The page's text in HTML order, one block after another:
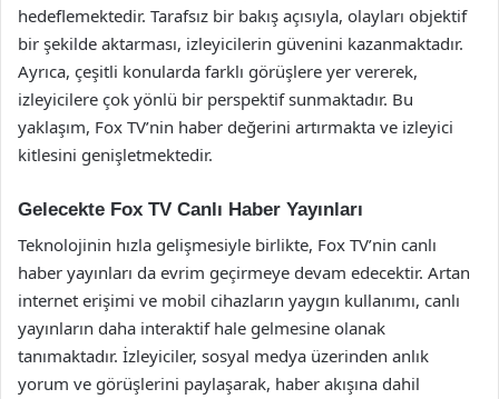
hedeflemektedir. Tarafsız bir bakış açısıyla, olayları objektif
bir şekilde aktarması, izleyicilerin güvenini kazanmaktadır.
Ayrıca, çeşitli konularda farklı görüşlere yer vererek,
izleyicilere çok yönlü bir perspektif sunmaktadır. Bu
yaklaşım, Fox TV’nin haber değerini artırmakta ve izleyici
kitlesini genişletmektedir.
Gelecekte Fox TV Canlı Haber Yayınları
Teknolojinin hızla gelişmesiyle birlikte, Fox TV’nin canlı
haber yayınları da evrim geçirmeye devam edecektir. Artan
internet erişimi ve mobil cihazların yaygın kullanımı, canlı
yayınların daha interaktif hale gelmesine olanak
tanımaktadır. İzleyiciler, sosyal medya üzerinden anlık
yorum ve görüşlerini paylaşarak, haber akışına dahil